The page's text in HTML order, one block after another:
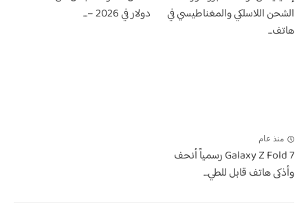
الشحن اللاسلكي والمغناطيسي في
هاتف...
دولار في 2026 –...
منذ عام
7 Galaxy Z Fold رسمياً أنحف
وأذكى هاتف قابل للطي...